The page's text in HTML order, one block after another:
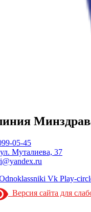
05-45
Муталиева, 37
Vk Play-
Версия сайта для